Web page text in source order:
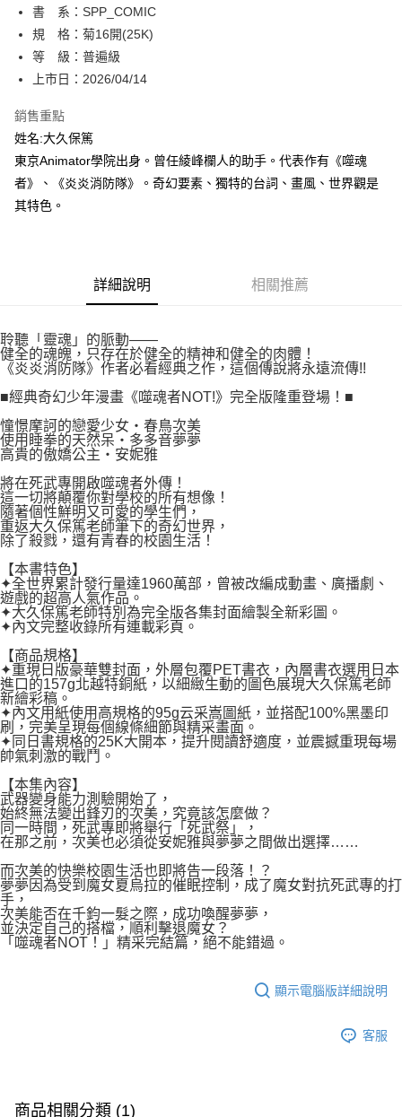
３．安心：先確認商品／服務後，再付款。
【「AFTEE先享後付」結帳流程】
１．於結帳方式選擇「AFTEE先享後付」後，將跳轉至「AFTEE先享後付」
結帳頁面，進行簡訊認證並確認金額後，即可完成結帳。
２．訂單成立數日內，您將收到繳費通知簡訊。
ATM／網路銀行／等多元方式進行付款，方視為交易完成。
※ 請注意：結帳手續完成當下不需立刻繳費，但若您需要取消訂單，請聯絡
購買商品的店家。未經商家同意取消之訂單仍視為有效，需透過AFTEE先享
後付繳納相關費用。
※ 交易是否成功請以「AFTEE先享後付 」之結帳頁面顯示為準，若有關於
是否繳費成功／繳費後需取消欲退款等相關疑問，請聯繫「AFTEE先享後付
易，需依本服務之必要範圍內提供個人資料，並將交易相關給付款項請求債
https://aftee.tw/terms/#terms3
３．未成年的使用者請事先徵得法定代理人或監護人之同意方可使用
「AFTEE先享後付」，若未經同意申辦者引起之損失，本公司不負相關責
任。
４．使用「AFTEE先享後付」時，將依據個別帳號之用戶狀況，依本公司即
請求用戶進行身份認證。
５．嚴禁一人註冊多個帳號或使用他人資訊註冊。若發現惡意使用之情形，
恩沛科技股份有限公司將有權停止該用戶之使用額度並採取法律行動。
全家取貨付款
每筆NT$80，滿NT$500(含以上)免運費
付款後全家取貨
每筆NT$80，滿NT$500(含以上)免運費
付款後萊爾富取貨
每筆NT$80，滿NT$500(含以上)免運費
付款後7-11取貨
宅配
國家/地區配送
書 系：SPP_COMIC
規 格：菊16開(25K)
等 級：普遍級
上市日：2026/04/14
銷售重點
姓名:大久保篤
東京Animator學院出身。曾任綾峰欄人的助手。代表作有《噬魂
者》、《炎炎消防隊》。奇幻要素、獨特的台詞、畫風、世界觀是
其特色。
詳細說明 相關推薦
聆聽「靈魂」的脈動——
健全的魂魄，只存在於健全的精神和健全的肉體！
《炎炎消防隊》作者必看經典之作，這個傳說將永遠流傳!!
■經典奇幻少年漫畫《噬魂者NOT!》完全版隆重登場！■
憧憬摩訶的戀愛少女‧春鳥次美
使用睡拳的天然呆‧多多音夢夢
高貴的傲嬌公主‧安妮雅
將在死武專開啟噬魂者外傳！
這一切將顛覆你對學校的所有想像！
隨著個性鮮明又可愛的學生們，
重返大久保篤老師筆下的奇幻世界，
除了殺戮，還有青春的校園生活！
【本書特色】
✦全世界累計發行量達1960萬部，曾被改編成動畫、廣播劇、
遊戲的超高人氣作品。
✦大久保篤老師特別為完全版各集封面繪製全新彩圖。
✦內文完整收錄所有連載彩頁。
【商品規格】
✦重現日版豪華雙封面，外層包覆PET書衣，內層書衣選用日本
進口的157g北越特銅紙，以細緻生動的圖色展現大久保篤老師
新繪彩稿。
✦內文用紙使用高規格的95g云采嵩圖紙，並搭配100%黑墨印
刷，完美呈現每個線條細節與精采畫面。
✦同日書規格的25K大開本，提升閱讀舒適度，並震撼重現每場
帥氣刺激的戰鬥。
【本集內容】
武器變身能力測驗開始了，
始終無法變出鋒刃的次美，究竟該怎麼做？
同一時間，死武專即將舉行「死武祭」，
在那之前，次美也必須從安妮雅與夢夢之間做出選擇……
而次美的快樂校園生活也即將告一段落！？
夢夢因為受到魔女夏烏拉的催眠控制，成了魔女對抗死武專的打
手，
次美能否在千鈞一髮之際，成功喚醒夢夢，
並決定自己的搭檔，順利擊退魔女？
「噬魂者NOT！」精采完結篇，絕不能錯過。
顯示電腦版詳細說明
客服
商品相關分類 (1)